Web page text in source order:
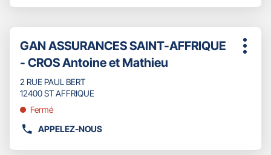
DE
TÉLÉPHONE
DU
POINT
DE
VENTE
GAN
ASSURANCES
MONTAUBAN
-
BCGS
sur
touche
ENTRÉE
pour
plus
amples
informations
Point
de
vente
:
GAN ASSURANCES SAINT-AFFRIQUE
- CROS Antoine et Mathieu
2 RUE PAUL BERT
12400 ST AFFRIQUE
Fermé
APPELEZ-NOUS
AFFICHER
Plus